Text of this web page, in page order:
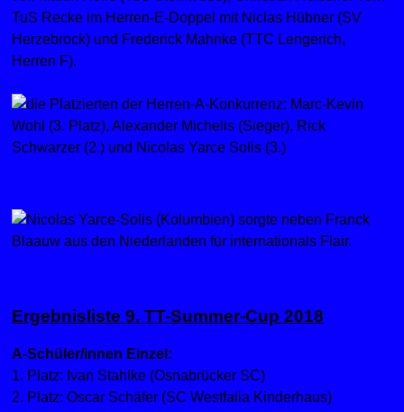
TuS Recke im Herren-E-Doppel mit Niclas Hübner (SV
Herzebrock) und Frederick Mahnke (TTC Lengerich,
Herren F).
Ergebnisliste 9. TT-Summer-Cup 2018
A-Schüler/innen Einzel:
1. Platz: Ivan Stahlke (Osnabrücker SC)
2. Platz: Oscar Schäfer (SC Westfalia Kinderhaus)